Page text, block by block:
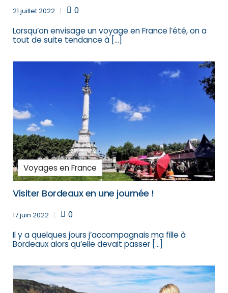
21 juillet 2022
0
Lorsqu’on envisage un voyage en France l’été, on a
tout de suite tendance à […]
Voyages en France
Visiter Bordeaux en une journée !
17 juin 2022
0
Il y a quelques jours j’accompagnais ma fille à
Bordeaux alors qu’elle devait passer […]